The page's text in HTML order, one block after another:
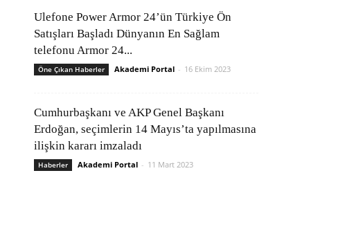
Ulefone Power Armor 24’ün Türkiye Ön
Satışları Başladı Dünyanın En Sağlam
telefonu Armor 24...
Öne Çıkan Haberler Akademi Portal - 16 Ekim 2023
Cumhurbaşkanı ve AKP Genel Başkanı
Erdoğan, seçimlerin 14 Mayıs’ta yapılmasına
ilişkin kararı imzaladı
Haberler Akademi Portal - 11 Mart 2023